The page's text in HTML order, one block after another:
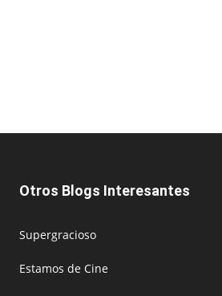
Otros Blogs Interesantes
Supergracioso
Estamos de Cine